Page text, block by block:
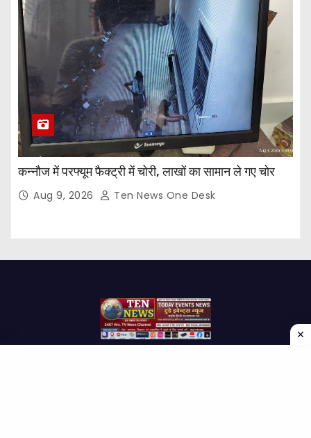
कन्नौज में परफ्यूम फैक्ट्री में चोरी, लाखों का सामान ले गए चोर
Aug 9, 2026 Ten News One Desk